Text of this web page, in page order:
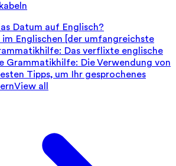
Datum auf Englisch?
Englischen [der umfangreichste
Das verflixte englische
Grammatikhilfe: Die Verwendung von
Tipps, um Ihr gesprochenes
View all